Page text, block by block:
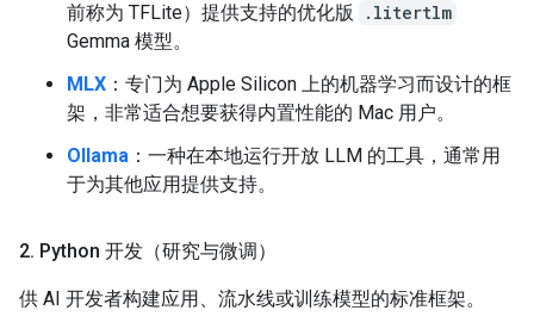
前称为 TFLite）提供支持的优化版
.litertlm
Gemma 模型。
MLX ：专门为 Apple Silicon 上的机器学习而设计的框
架，非常适合想要获得内置性能的 Mac 用户。
Ollama ：一种在本地运行开放 LLM 的工具，通常用
于为其他应用提供支持。
2. Python 开发（研究与微调）
供 AI 开发者构建应用、流水线或训练模型的标准框架。